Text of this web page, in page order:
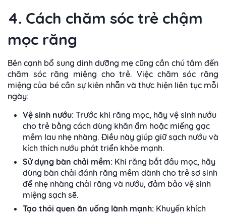
4. Cách chăm sóc trẻ chậm
mọc răng
Bên cạnh bổ sung dinh dưỡng mẹ cũng cần chú tâm đến
chăm sóc răng miệng cho trẻ. Việc chăm sóc răng
miệng của bé cần sự kiên nhẫn và thực hiện liên tục mỗi
ngày:
Vệ sinh nướu: Trước khi răng mọc, hãy vệ sinh nướu
cho trẻ bằng cách dùng khăn ẩm hoặc miếng gạc
mềm lau nhẹ nhàng. Điều này giúp giữ sạch nướu và
kích thích nướu phát triển khỏe mạnh.
Sử dụng bàn chải mềm: Khi răng bắt đầu mọc, hãy
dùng bàn chải đánh răng mềm dành cho trẻ sơ sinh
để nhẹ nhàng chải răng và nướu, đảm bảo vệ sinh
miệng sạch sẽ.
Tạo thói quen ăn uống lành mạnh: Khuyến khích